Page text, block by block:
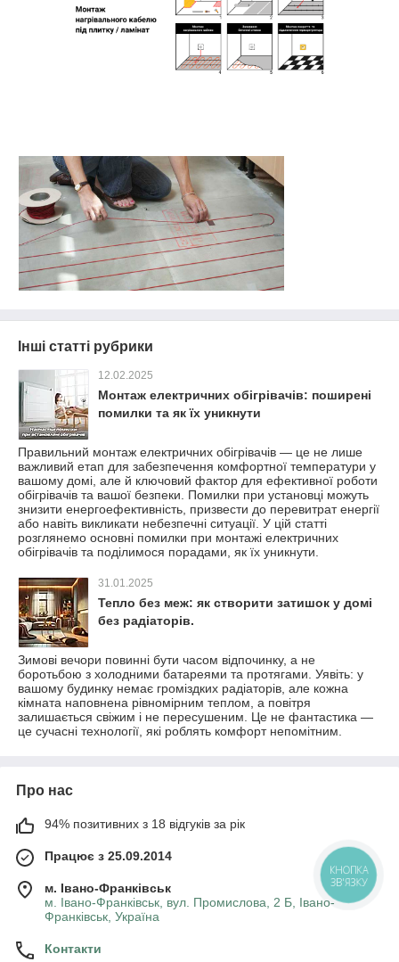
Інші статті рубрики
12.02.2025
Монтаж електричних обігрівачів: поширені
помилки та як їх уникнути
Правильний монтаж електричних обігрівачів — це не лише
важливий етап для забезпечення комфортної температури у
вашому домі, але й ключовий фактор для ефективної роботи
обігрівачів та вашої безпеки. Помилки при установці можуть
знизити енергоефективність, призвести до перевитрат енергії
або навіть викликати небезпечні ситуації. У цій статті
розглянемо основні помилки при монтажі електричних
обігрівачів та поділимося порадами, як їх уникнути.
31.01.2025
Тепло без меж: як створити затишок у домі
без радіаторів.
Зимові вечори повинні бути часом відпочинку, а не
боротьбою з холодними батареями та протягами. Уявіть: у
вашому будинку немає громіздких радіаторів, але кожна
кімната наповнена рівномірним теплом, а повітря
залишається свіжим і не пересушеним. Це не фантастика —
це сучасні технології, які роблять комфорт непомітним.
Про нас
94% позитивних з 18 відгуків за рік
Працює з 25.09.2014
м. Івано-Франківськ
м. Івано-Франківськ, вул. Промислова, 2 Б, Івано-
Франківськ, Україна
Контакти